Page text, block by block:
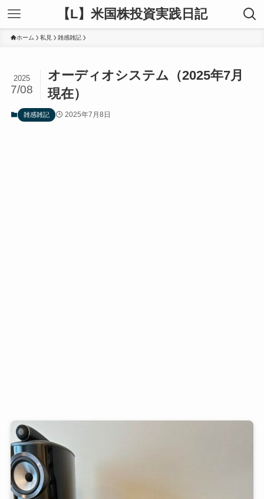
【L】米国株投資実践日記
ホーム 私見 雑感雑記
オーディオシステム（2025年7月
現在）
2025
7/08
雑感雑記 2025年7月8日